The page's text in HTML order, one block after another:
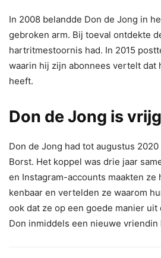
In 2008 belandde Don de Jong in
gebroken arm. Bij toeval ontdekte
hartritmestoornis had. In 2015
waarin hij zijn abonnees vertelt dat
heeft.
Don de Jong is
Don de Jong had tot augustus
Borst. Het koppel was drie jaar
en Instagram-accounts maakten ze
kenbaar en vertelden ze waarom
ook dat ze op een goede manier uit
Don inmiddels een nieuwe